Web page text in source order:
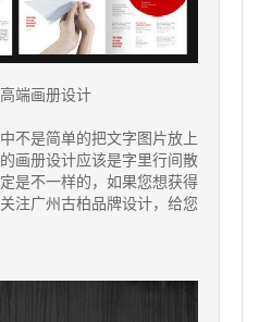
端画册设计
不是简单的把文字图片放上
画册设计应该是字里行间散
是不一样的，如果您想获得
注广州古柏品牌设计，给您